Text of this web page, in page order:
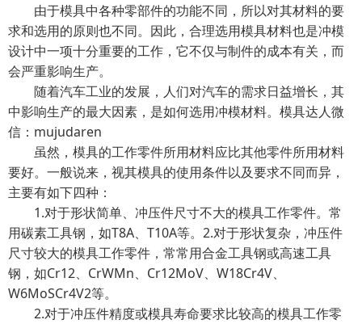
由于模具中各种零部件的功能不同，所以对其材料的要
求和选用的原则也不同。因此，合理选用模具材料也是冲模
设计中一项十分重要的工作，它不仅与制件的成本有关，而
会严重影响生产。
随着汽车工业的发展，人们对汽车的需求日益增长，其
中影响生产的最大因素，是如何选用冲模材料。模具达人微
信：mujudaren
虽然，模具的工作零件所用材料应比其他零件所用材料
要好。一般说来，视其模具的使用条件以及要求不同而异，
主要有如下四种：
1.对于形状简单、冲压件尺寸不大的模具工作零件。常
用碳素工具钢，如T8A、T10A等。2.对于形状复杂，冲压件
尺寸较大的模具工作零件，常常用合金工具钢或高速工具
钢，如Cr12、CrWMn、Cr12MoV、W18Cr4V、
W6MoSCr4V2等。
2.对于冲压件精度或模具寿命要求比较高的模具工作零